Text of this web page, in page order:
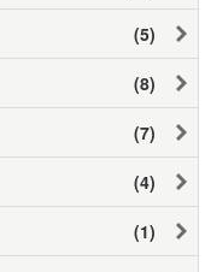
(5)
(8)
(7)
(4)
(1)